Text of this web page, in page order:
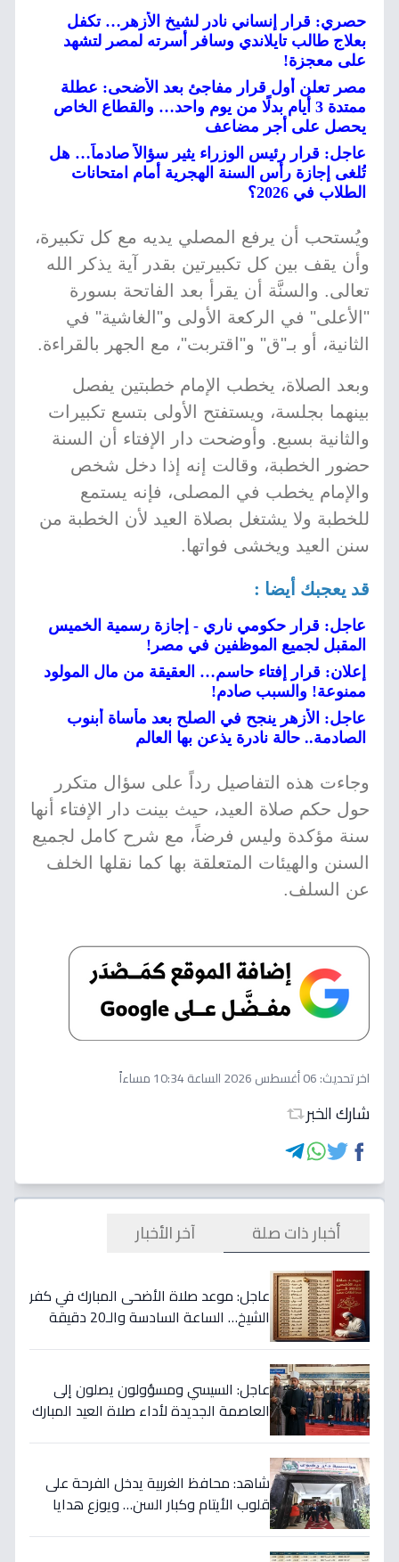
حصري: قرار إنساني نادر لشيخ الأزهر… تكفل
بعلاج طالب تايلاندي وسافر أسرته لمصر لتشهد
على معجزة!
مصر تعلن أول قرار مفاجئ بعد الأضحى: عطلة
ممتدة 3 أيام بدلًا من يوم واحد… والقطاع الخاص
يحصل على أجر مضاعف
عاجل: قرار رئيس الوزراء يثير سؤالاً صادماً… هل
تُلغى إجازة رأس السنة الهجرية أمام امتحانات
الطلاب في 2026؟
ويُستحب أن يرفع المصلي يديه مع كل تكبيرة،
وأن يقف بين كل تكبيرتين بقدر آية يذكر الله
تعالى. والسنَّة أن يقرأ بعد الفاتحة بسورة
"الأعلى" في الركعة الأولى و"الغاشية" في
الثانية، أو بـ"ق" و"اقتربت"، مع الجهر بالقراءة.
وبعد الصلاة، يخطب الإمام خطبتين يفصل
بينهما بجلسة، ويستفتح الأولى بتسع تكبيرات
والثانية بسبع. وأوضحت دار الإفتاء أن السنة
حضور الخطبة، وقالت إنه إذا دخل شخص
والإمام يخطب في المصلى، فإنه يستمع
للخطبة ولا يشتغل بصلاة العيد لأن الخطبة من
سنن العيد ويخشى فواتها.
قد يعجبك أيضا :
عاجل: قرار حكومي ناري - إجازة رسمية الخميس
المقبل لجميع الموظفين في مصر!
إعلان: قرار إفتاء حاسم… العقيقة من مال المولود
ممنوعة! والسبب صادم!
عاجل: الأزهر ينجح في الصلح بعد مأساة أبنوب
الصادمة.. حالة نادرة يذعن بها العالم
وجاءت هذه التفاصيل رداً على سؤال متكرر
حول حكم صلاة العيد، حيث بينت دار الإفتاء أنها
سنة مؤكدة وليس فرضاً، مع شرح كامل لجميع
السنن والهيئات المتعلقة بها كما نقلها الخلف
عن السلف.
اخر تحديث:06 أغسطس 2026 الساعة 10:34 مساءاً
شارك الخبر
أخبار ذات صلة آخر الأخبار
عاجل: موعد صلاة الأضحى المبارك في كفر
الشيخ… الساعة السادسة والـ20 دقيقة
عاجل: السيسي ومسؤولون يصلون إلى
العاصمة الجديدة لأداء صلاة العيد المبارك
شاهد: محافظ الغربية يدخل الفرحة على
قلوب الأيتام وكبار السن… ويوزع هدايا